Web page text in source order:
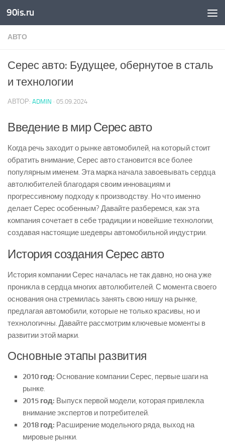
Skip to content
90is.ru
АВТО
Серес авто: Будущее, обернутое в сталь
и технологии
АВТОР: ADMIN · 05.09.2024
Введение в мир Серес авто
Когда речь заходит о рынке автомобилей, на который стоит
обратить внимание, Серес авто становится все более
популярным именем. Эта марка начала завоевывать сердца
автолюбителей благодаря своим инновациям и
прогрессивному подходу к производству. Но что именно
делает Серес особенным? Давайте разберемся, как эта
компания сочетает в себе традиции и новейшие технологии,
создавая настоящие шедевры автомобильной индустрии.
История создания Серес авто
История компании Серес началась не так давно, но она уже
проникла в сердца многих автолюбителей. С момента своего
основания она стремилась занять свою нишу на рынке,
предлагая автомобили, которые не только красивы, но и
технологичны. Давайте рассмотрим ключевые моменты в
развитии этой марки.
Основные этапы развития
2010 год: Основание компании Серес, первые шаги на
рынке.
2015 год: Выпуск первой модели, которая привлекла
внимание экспертов и потребителей.
2018 год: Расширение модельного ряда, выход на
мировые рынки.